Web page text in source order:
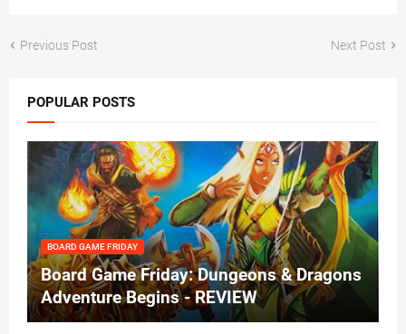
Previous Post Next Post
POPULAR POSTS
BOARD GAME FRIDAY
Board Game Friday: Dungeons & Dragons
Adventure Begins - REVIEW